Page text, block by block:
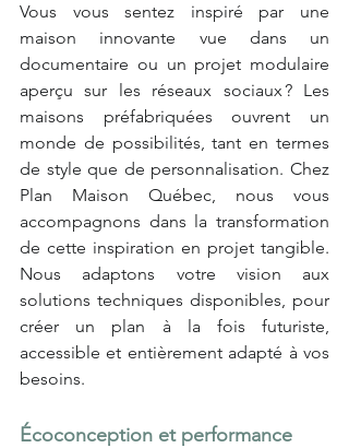
Vous vous sentez inspiré par une
maison innovante vue dans un
documentaire ou un projet modulaire
aperçu sur les réseaux sociaux ? Les
maisons préfabriquées ouvrent un
monde de possibilités, tant en termes
de style que de personnalisation. Chez
Plan Maison Québec, nous vous
accompagnons dans la transformation
de cette inspiration en projet tangible.
Nous adaptons votre vision aux
solutions techniques disponibles, pour
créer un plan à la fois futuriste,
accessible et entièrement adapté à vos
besoins.
Écoconception et performance